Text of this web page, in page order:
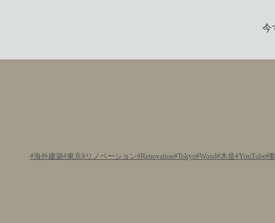
今
海外建築 東京 リノベーション Renovation Tokyo Wood 木造 YouTube